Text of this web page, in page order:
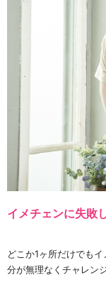
イメチェンに失敗
どこか1ヶ所だけでも
分が無理なくチャレン